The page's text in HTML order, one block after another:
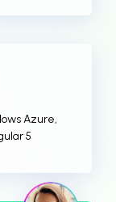
Azure,
5